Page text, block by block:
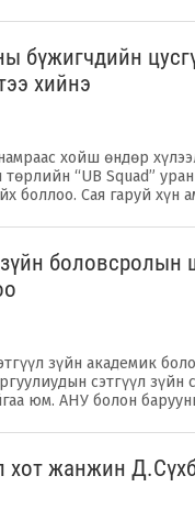
бүжигчдийн
хийнэ
хойш өндөр
“UB Squad”
боллоо. Сая гаруй хүн
зүйн
зүйн академик
сэтгүүл зүйн
юм. АНУ болон
хот жанжин